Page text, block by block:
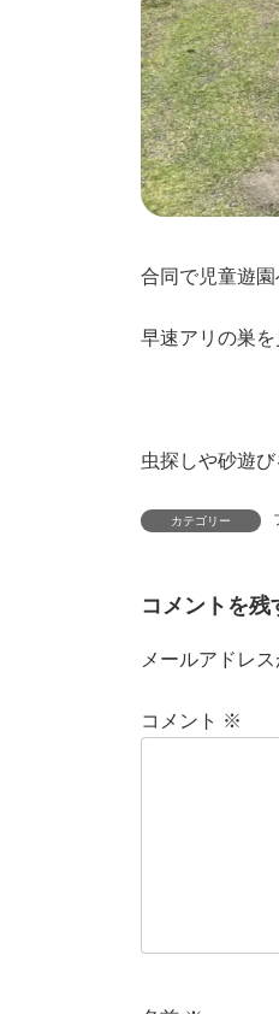
合同で児童遊
早速アリの巣を
虫探しや砂遊
カテゴリー
コメントを残
メールアドレ
コメント ※